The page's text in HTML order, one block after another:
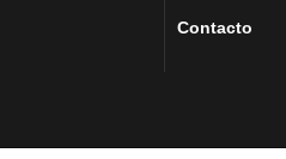
Contacto